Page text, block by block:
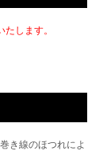
します。
き線のほつれによ